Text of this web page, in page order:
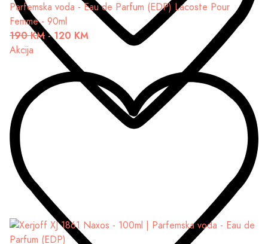
Parfemska voda - Eau de Parfum (EDP) Lacoste Pour
Femme - 90ml
190 KM-120 KM
Akcija